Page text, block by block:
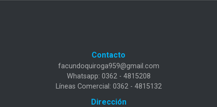
Contacto
facundoquiroga959@gmail.com
Whatsapp: 0362 - 4815208
Líneas Comercial: 0362 - 4815132
Dirección